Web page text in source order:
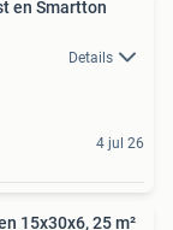
en Smartton
Details
4 jul 26
15x30x6, 25 m²